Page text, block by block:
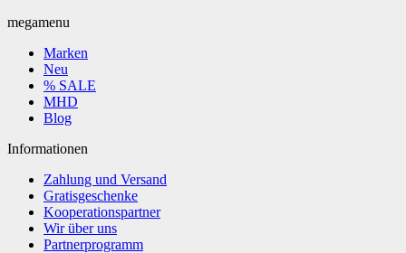
megamenu
Marken
Neu
% SALE
MHD
Blog
Informationen
Zahlung und Versand
Gratisgeschenke
Kooperationspartner
Wir über uns
Partnerprogramm